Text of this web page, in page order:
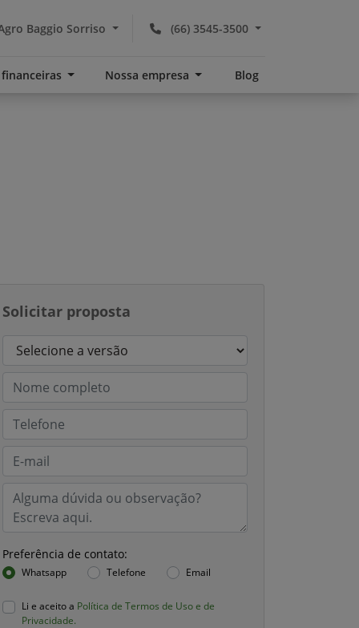
(66) 3545-3500
Baggio Sorriso
Nossa empresa Blog
Solicitar proposta
Preferência de contato:
Whatsapp Telefone Email
Li e aceito a Política de Termos de Uso e de
Privacidade.